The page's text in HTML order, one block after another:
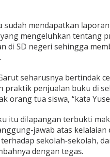
sudah mendapatkan
mengeluhkan tentang
di SD negeri sehingga
seharusnya bertindak
praktik penjualan buku di
orang tua siswa, “kata
itu dilapangan terbukti
jawab atas kelalaian
sekolah-sekolah,
dengan tegas.